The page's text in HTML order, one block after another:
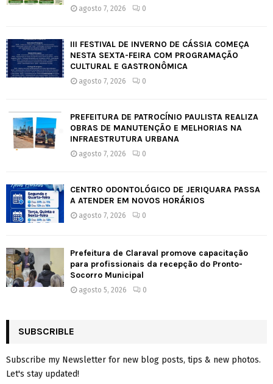
agosto 7, 2026 0
III FESTIVAL DE INVERNO DE CÁSSIA COMEÇA
NESTA SEXTA-FEIRA COM PROGRAMAÇÃO
CULTURAL E GASTRONÔMICA
agosto 7, 2026 0
PREFEITURA DE PATROCÍNIO PAULISTA REALIZA
OBRAS DE MANUTENÇÃO E MELHORIAS NA
INFRAESTRUTURA URBANA
agosto 7, 2026 0
CENTRO ODONTOLÓGICO DE JERIQUARA PASSA
A ATENDER EM NOVOS HORÁRIOS
agosto 7, 2026 0
Prefeitura de Claraval promove capacitação
para profissionais da recepção do Pronto-
Socorro Municipal
agosto 5, 2026 0
SUBSCRIBLE
Subscribe my Newsletter for new blog posts, tips & new photos.
Let's stay updated!